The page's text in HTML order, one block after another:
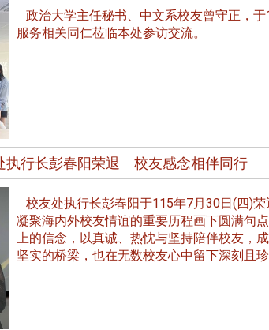
政治大学主任秘书、中文系校友曾守正，
服务相关同仁莅临本处参访交流。
行长彭春阳荣退 校友感念相伴同行
校友处执行长彭春阳于115年7月30日(四)荣
凝聚海内外校友情谊的重要历程画下圆满句
上的信念，以真诚、热忱与坚持陪伴校友，
坚实的桥梁，也在无数校友心中留下深刻且珍
于115年7月
四年来深耕
校友情 ...
动 (海
活动
2 版 校友会活动 (海
台中市校友会拜会卢秀燕市
长 校友交流智慧治理凝聚
心力